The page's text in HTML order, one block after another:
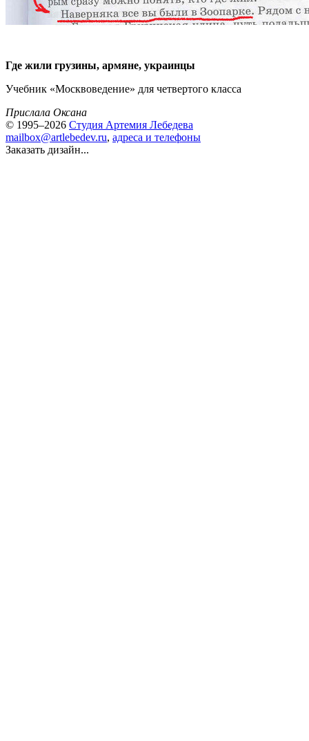
Где жили грузины, армяне, украинцы
Учебник «Москвоведение» для четвертого класса
Прислала Оксана
© 1995–2026 Студия Артемия Лебедева
mailbox@artlebedev.ru, адреса и телефоны
Заказать дизайн...